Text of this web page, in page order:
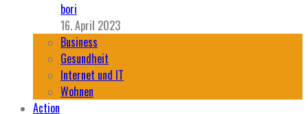
bori
16. April 2023
Business
Gesundheit
Internet und IT
Wohnen
Action